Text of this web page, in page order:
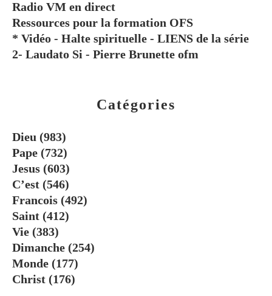
Catégories
Dieu (983)
Pape (732)
Jesus (603)
C’est (546)
Francois (492)
Saint (412)
Vie (383)
Dimanche (254)
Monde (177)
Christ (176)
Radio VM en direct
Ressources pour la formation OFS
* Vidéo - Halte spirituelle - LIENS de la série
2- Laudato Si - Pierre Brunette ofm